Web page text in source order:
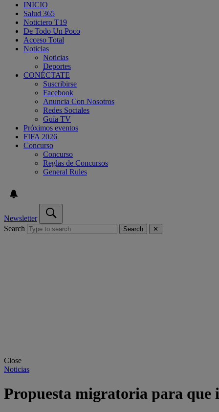
INICIO
Salud 365
Noticiero T19
De Todo Un Poco
Acceso Total
Noticias
Noticias
Deportes
CONÉCTATE
Suscribirse
Facebook
Anuncia Con Nosotros
Redes Sociales
Guía TV
Próximos eventos
FIFA 2026
Concurso
Concurso
Reglas de Concursos
General Rules
Newsletter
Search
Search ✕
Close
Noticias
Propuesta migratoria para que